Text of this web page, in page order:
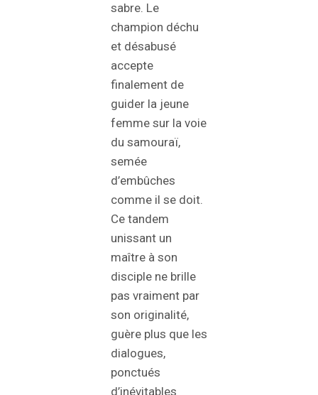
sabre. Le
champion déchu
et désabusé
accepte
finalement de
guider la jeune
femme sur la voie
du samouraï,
semée
d’embûches
comme il se doit.
Ce tandem
unissant un
maître à son
disciple ne brille
pas vraiment par
son originalité,
guère plus que les
dialogues,
ponctués
d’inévitables